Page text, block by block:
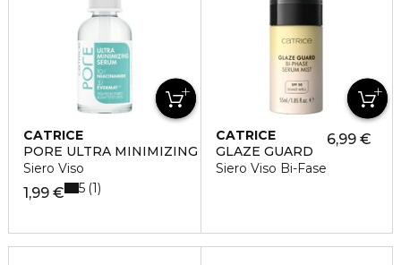
CATRICE
PORE ULTRA MINIMIZING
Siero Viso
1,99 € 5 1
CATRICE
GLAZE GUARD
Siero Viso Bi-Fase
6,99 €